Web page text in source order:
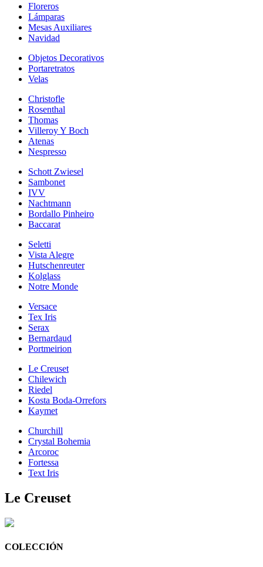
Floreros
Lámparas
Mesas Auxiliares
Navidad
Objetos Decorativos
Portaretratos
Velas
Christofle
Rosenthal
Thomas
Villeroy Y Boch
Atenas
Nespresso
Schott Zwiesel
Sambonet
IVV
Nachtmann
Bordallo Pinheiro
Baccarat
Seletti
Vista Alegre
Hutschenreuter
Kolglass
Notre Monde
Versace
Tex Iris
Serax
Bernardaud
Portmeirion
Le Creuset
Chilewich
Riedel
Kosta Boda-Orrefors
Kaymet
Churchill
Crystal Bohemia
Arcoroc
Fortessa
Text Iris
Le Creuset
COLECCIÓN